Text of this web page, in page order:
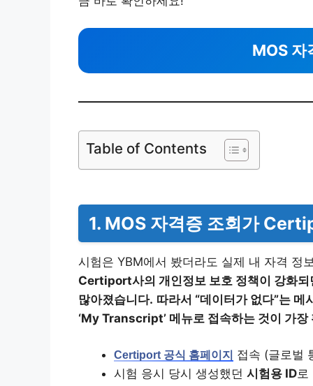
MOS 자
Table of Contents
1. MOS 자격증 조회가
시험은 YBM에서 봤더라도 실제 내 자격
Certiport사의 개인정보 보호 정책이 강화
많아졌습니다. 따라서 “데이터가 없다”는
‘My Transcript’ 메뉴로 접속하는 것이 가장
Certiport 공식 홈페이지
접속 (글로벌
시험 응시 당시 생성했던 시험용 ID로